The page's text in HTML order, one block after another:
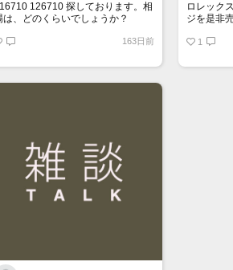
126710 探しております。相
は、どのくらいでしょうか？
163日前
ロレック
ジを是非
1